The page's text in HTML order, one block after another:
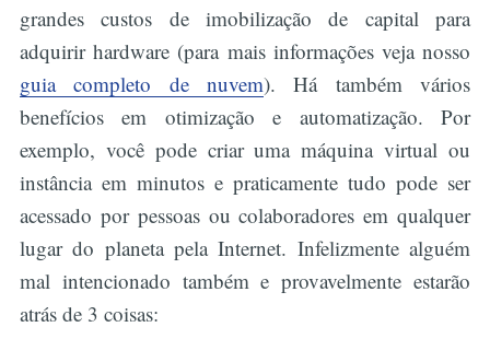
grandes custos de imobilização de capital para
adquirir hardware (para mais informações veja nosso
guia completo de nuvem). Há também vários
benefícios em otimização e automatização. Por
exemplo, você pode criar uma máquina virtual ou
instância em minutos e praticamente tudo pode ser
acessado por pessoas ou colaboradores em qualquer
lugar do planeta pela Internet. Infelizmente alguém
mal intencionado também e provavelmente estarão
atrás de 3 coisas: